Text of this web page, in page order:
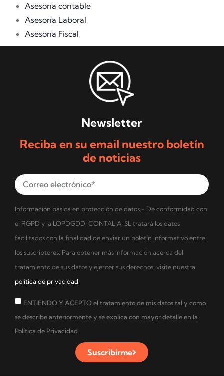
Asesoría contable
Asesoría Laboral
Asesoría Fiscal
Newsletter
Reciba en su email nuestro boletín
de noticias
Información básica en protección de datos.- De conformidad con
el RGPD y la LOPDGDD, CONTALIA, SL tratará los datos
facilitados con la finalidad de enviar un boletín informativo entre
los suscriptores. Para obtener más información acerca del
tratamiento de sus datos y ejercer sus derechos, visite nuestra
política de privacidad.
ENTIENDO Y ACEPTO el tratamiento de mis datos tal y como
se describe anteriormente y se explica con mayor detalle en la
Política de Privacidad.
Suscribirme